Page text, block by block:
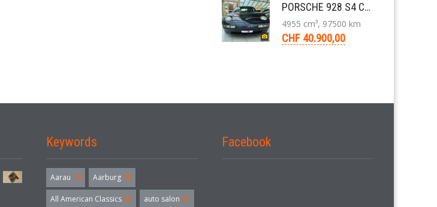
PORSCHE 928 S4 Coupé 5.0 V8 Aut. 1987
4955 cm³, 97500 km
CHF 40.900,00
Keywords
Aarau (3) Aarburg (3)
All American Classics (3) auto salon (3)
Facebook